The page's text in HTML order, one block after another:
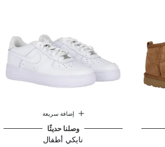
إضافة سريعة
وصلنا حديثًا
نايكي أطفال